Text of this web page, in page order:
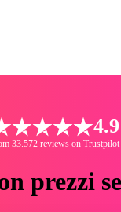
4.9
33.572 reviews on Trustpilot
prezzi